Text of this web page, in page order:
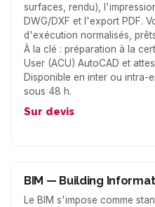
surfaces, rendu),
DWG/DXF et l'export PDF.
d'exécution normalisés,
À la clé : préparation à la
User (ACU) AutoCAD et
Disponible en inter ou intra-
sous 48 h.
Sur devis
BIM — Building
Le BIM s'impose comme